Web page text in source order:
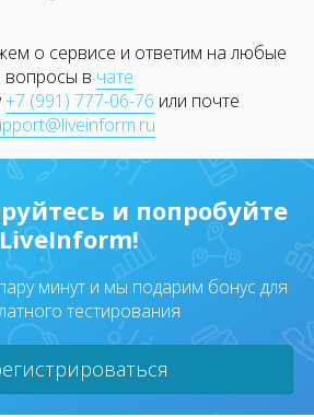
о сервисе и ответим на любые
вопросы в чате
+7 (991) 777-06-76 или почте
и попробуйте
LiveInform!
минут и мы подарим бонус для
тестирования